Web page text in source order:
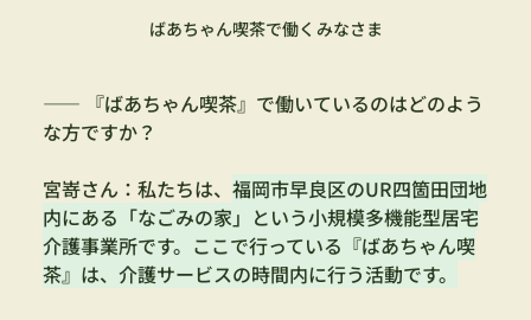
ばあちゃん喫茶で働くみなさま
—— 『ばあちゃん喫茶』で働いているのはどのよう
な方ですか？
宮嵜さん：私たちは、 福岡市早良区のUR四箇田団地
内にある「なごみの家」という小規模多機能型居宅
介護事業所です。ここで行っている『ばあちゃん喫
茶』は、介護サービスの時間内に行う活動です。